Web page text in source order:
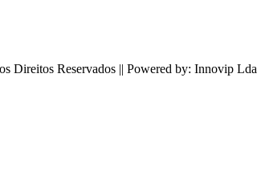
Direitos Reservados || Powered by: Innovip Lda